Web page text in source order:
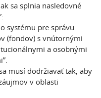
sa splnia nasledovné
systému pre správu
(fondov) s vnútornými
a osobnými
musí dodržiavať tak, aby
v oblasti